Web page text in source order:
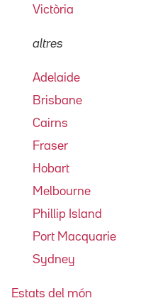
Victòria
altres
Adelaide
Brisbane
Cairns
Fraser
Hobart
Melbourne
Phillip Island
Port Macquarie
Sydney
Estats del món